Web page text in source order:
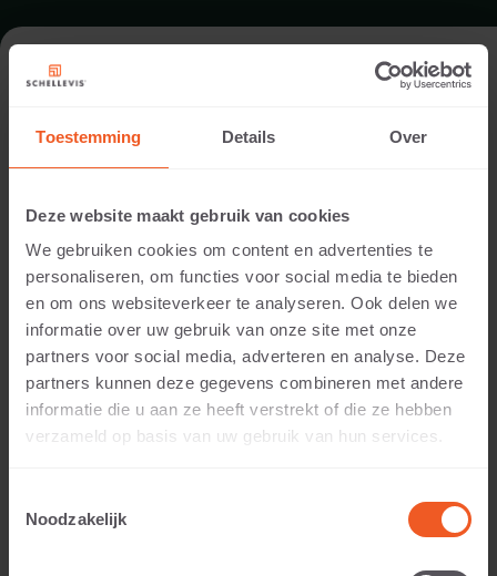
Toestemming Details Over
Deze website maakt gebruik van cookies
We gebruiken cookies om content en advertenties te
personaliseren, om functies voor social media te bieden
en om ons websiteverkeer te analyseren. Ook delen we
informatie over uw gebruik van onze site met onze
partners voor social media, adverteren en analyse. Deze
partners kunnen deze gegevens combineren met andere
informatie die u aan ze heeft verstrekt of die ze hebben
verzameld op basis van uw gebruik van hun services.
Noodzakelijk
FORMAT - LARGE FORMAT SLAB
RANGE LARGE FORMAT SLABS
120 MM THICKNESS